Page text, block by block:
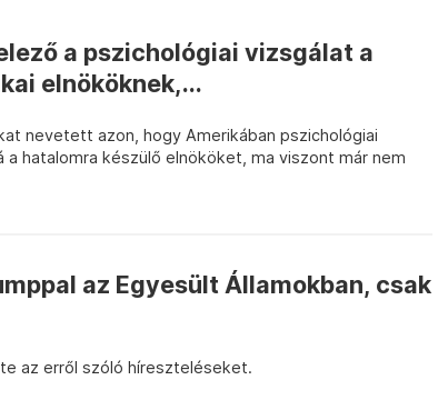
a pszichológiai vizsgálat a
elnököknek,...
nevetett azon, hogy Amerikában pszichológiai
hatalomra készülő elnököket, ma viszont már nem
az Egyesült Államokban, csak
az erről szóló híreszteléseket.